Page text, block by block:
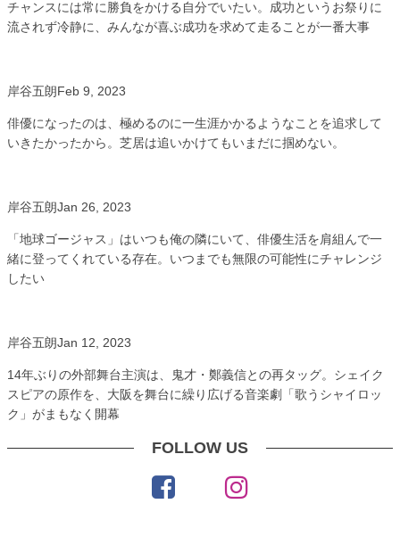
チャンスには常に勝負をかける自分でいたい。成功というお祭りに
流されず冷静に、みんなが喜ぶ成功を求めて走ることが一番大事
岸谷五朗Feb 9, 2023
俳優になったのは、極めるのに一生涯かかるようなことを追求して
いきたかったから。芝居は追いかけてもいまだに掴めない。
岸谷五朗Jan 26, 2023
「地球ゴージャス」はいつも俺の隣にいて、俳優生活を肩組んで一
緒に登ってくれている存在。いつまでも無限の可能性にチャレンジ
したい
岸谷五朗Jan 12, 2023
14年ぶりの外部舞台主演は、鬼才・鄭義信との再タッグ。シェイク
スピアの原作を、大阪を舞台に繰り広げる音楽劇「歌うシャイロッ
ク」がまもなく開幕
FOLLOW US